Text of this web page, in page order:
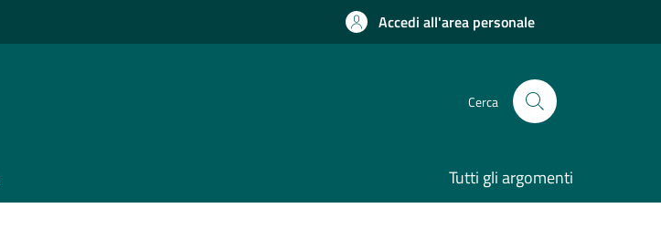
Accedi all'area personale
Cerca
Tutti gli argomenti